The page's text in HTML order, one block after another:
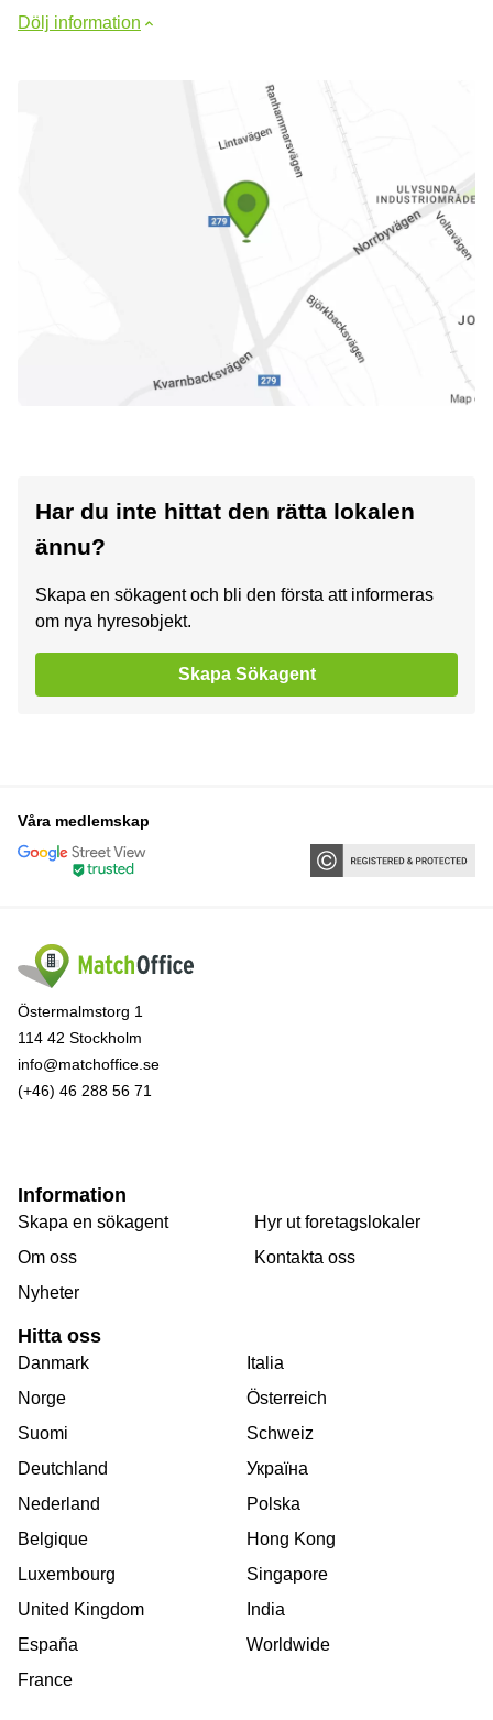
Dölj information
Har du inte hittat den rätta lokalen
ännu?
Skapa en sökagent och bli den första att informeras
om nya hyresobjekt.
Skapa Sökagent
Våra medlemskap
Östermalmstorg 1
114 42 Stockholm
info@matchoffice.se
(+46) 46 288 56 71
Information
Skapa en sökagent
Om oss
Nyheter
Hyr ut foretagslokaler
Kontakta oss
Hitta oss
Danmark
Norge
Suomi
Deutchland
Nederland
Belgique
Luxembourg
United Kingdom
España
France
Italia
Österreich
Schweiz
Україна
Polska
Hong Kong
Singapore
India
Worldwide